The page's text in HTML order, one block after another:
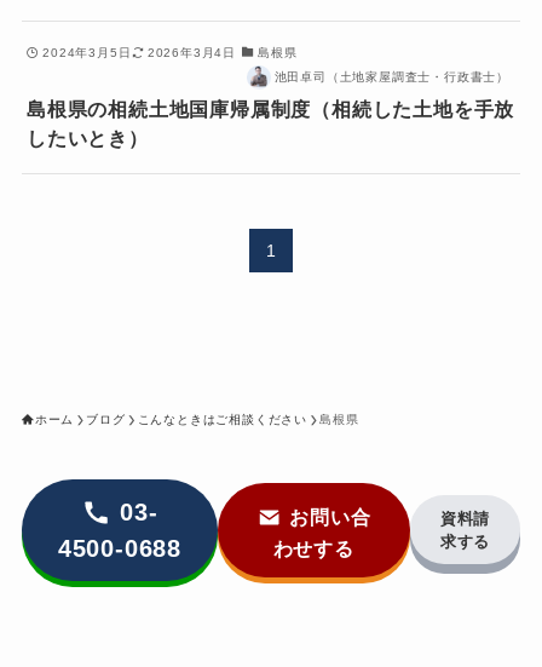
2024年3月5日 2026年3月4日
島根県
池田卓司（土地家屋調査士・行政書士）
島根県の相続土地国庫帰属制度（相続した土地を手放
したいとき）
1
ホーム ブログ こんなときはご相談ください 島根県
03-
4500-0688
お問い合
わせする
資料請
求する